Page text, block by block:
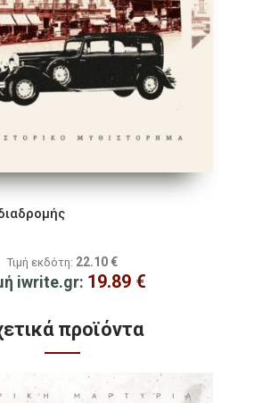
Τιμή εκδότη: 22.10 €
iwrite.gr: 19.89 €
προϊόντα